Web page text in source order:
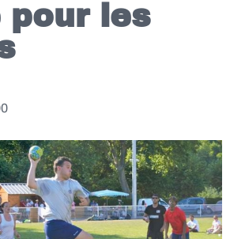
pour les